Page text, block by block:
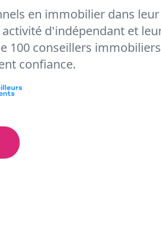
en immobilier dans leur
d'indépendant et
100 conseillers
confiance.